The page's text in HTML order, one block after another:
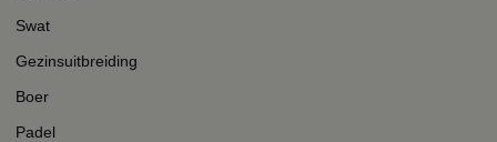
Swat
Gezinsuitbreiding
Boer
Padel